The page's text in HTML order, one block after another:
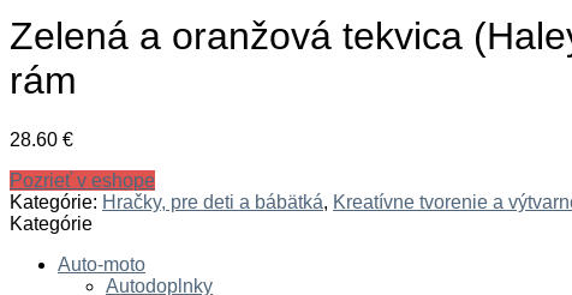
Zelená a oranžová tekvica
rám
28.60 €
Pozrieť v eshope
Kategórie: Hračky, pre deti a bábätká, Kreatívne tvorenie a
Kategórie
Auto-moto
Autodoplnky